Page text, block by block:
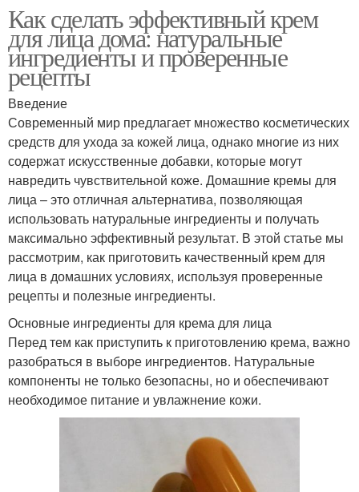
Как сделать эффективный крем
для лица дома: натуральные
ингредиенты и проверенные
рецепты
Введение
Современный мир предлагает множество косметических
средств для ухода за кожей лица, однако многие из них
содержат искусственные добавки, которые могут
навредить чувствительной коже. Домашние кремы для
лица – это отличная альтернатива, позволяющая
использовать натуральные ингредиенты и получать
максимально эффективный результат. В этой статье мы
рассмотрим, как приготовить качественный крем для
лица в домашних условиях, используя проверенные
рецепты и полезные ингредиенты.
Основные ингредиенты для крема для лица
Перед тем как приступить к приготовлению крема, важно
разобраться в выборе ингредиентов. Натуральные
компоненты не только безопасны, но и обеспечивают
необходимое питание и увлажнение кожи.